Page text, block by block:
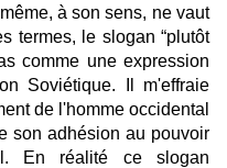
à son sens, ne vaut
termes, le slogan “plutôt
comme une expression
Soviétique. Il m'effraie
de l'homme occidental
son adhésion au pouvoir
En réalité ce slogan